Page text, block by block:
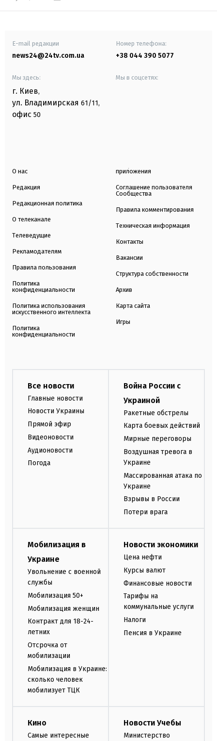
E-mail редакции
news24@24tv.com.ua
Номер телефона:
+38 044 390 5077
Мы здесь:
г. Киев,
ул. Владимирская 61/11,
офис 50
Мы в соцсетях:
О нас
Редакция
Редакционная политика
О телеканале
Телеведущие
Рекламодателям
Правила пользования
Политика
конфиденциальности
Политика использования
искусственного интеллекта
Политика
конфиденциальности
приложения
Соглашение пользователя
Сообщества
Правила комментирования
Техническая информация
Контакты
Вакансии
Структура собственности
Архив
Карта сайта
Игры
Все новости
Главные новости
Новости Украины
Прямой эфир
Видеоновости
Аудионовости
Погода
Война России с
Украиной
Ракетные обстрелы
Карта боевых действий
Мирные переговоры
Воздушная тревога в
Украине
Массированная атака по
Украине
Взрывы в России
Потери врага
Мобилизация в
Украине
Увольнение с военной
службы
Мобилизация 50+
Мобилизация женщин
Контракт для 18-24-
летних
Отсрочка от
мобилизации
Мобилизация в Украине:
сколько человек
мобилизует ТЦК
Новости экономики
Цена нефти
Курсы валют
Финансовые новости
Тарифы на
коммунальные услуги
Налоги
Пенсия в Украине
Кино
Самые интересные
Новости Учебы
Министерство